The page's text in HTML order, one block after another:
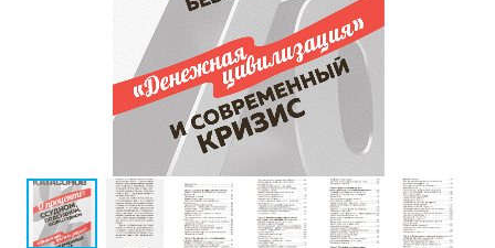
Конспирология
Политика
Туризм
Разное